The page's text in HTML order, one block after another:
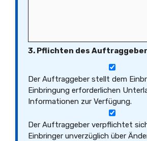
3. Pflichten des
Der Auftraggeber stellt dem
Einbringung erforderlichen
Informationen zur Verfügung.
Der Auftraggeber verpflichtet
Einbringer unverzüglich über